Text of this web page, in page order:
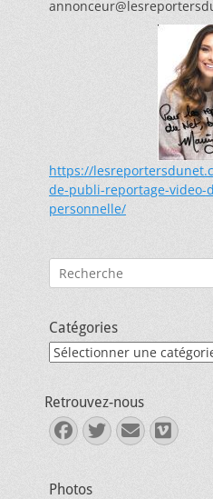
https://
de-publi-reportage-video-
personnelle/
Rechercher :
Catégories
Catégories
Retrouvez-nous
Facebook
Twitter
E-
mail
Vimeo
Photos